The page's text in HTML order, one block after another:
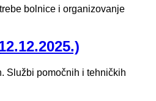
bolnice i organizovanje
Službi pomočnih i tehničkih